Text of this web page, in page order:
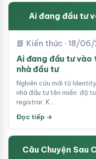
Ai đang đầu tư
📘 Kiến thức · 18/
Ai đang đầu tư vào
nhà đầu tư
Nghiên cứu mới từ
nhà đầu tư tên miền: độ
registrar. K…
Đọc tiếp →
Câu Chuyện Sau